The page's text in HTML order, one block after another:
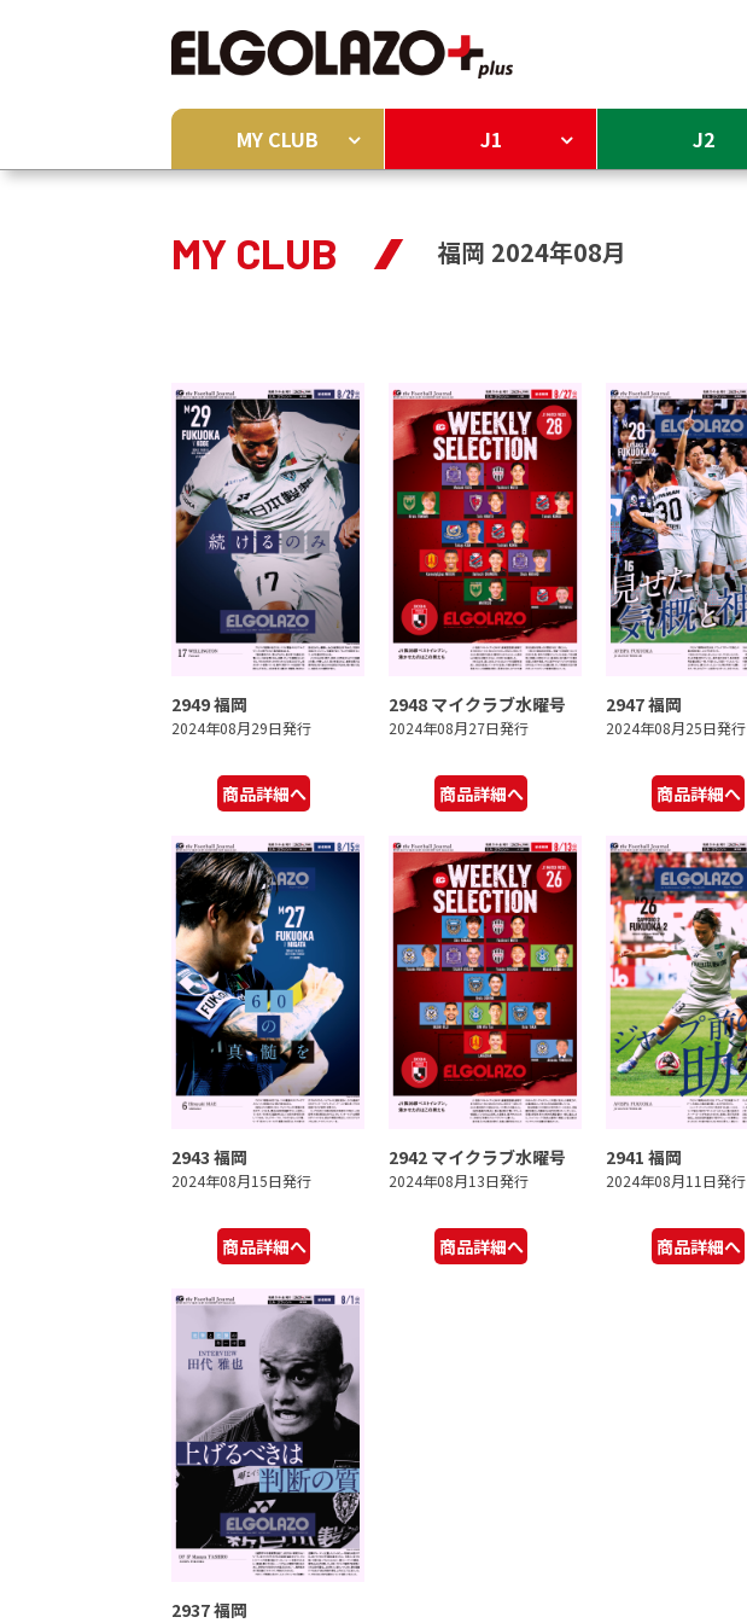
MY CLUB J1 J2
MY CLUB 福岡 2024年08月
2949 福岡
2024年08月29日発行
商品詳細へ
2948 マイクラブ水曜号
2024年08月27日発行
商品詳細へ
2947 福岡
2024年08月25日発行
商品詳細へ
2943 福岡
2024年08月15日発行
商品詳細へ
2942 マイクラブ水曜号
2024年08月13日発行
商品詳細へ
2941 福岡
2024年08月11日発行
商品詳細へ
2937 福岡